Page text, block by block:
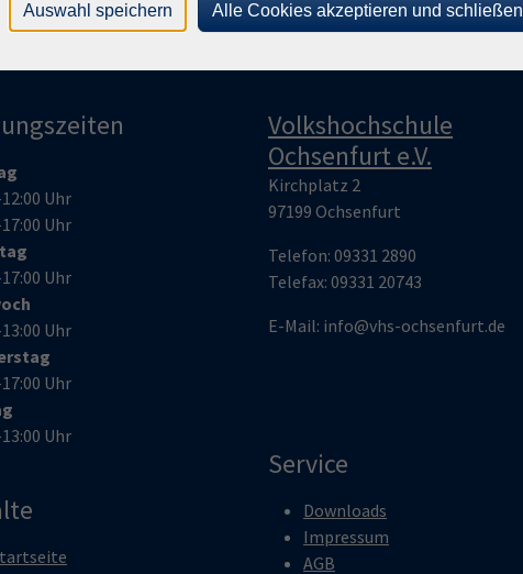
Uhr
Uhr
Uhr
Uhr
Uhr
Uhr
Volkshochschule
Ochsenfurt e.V.
Kirchplatz 2
97199 Ochsenfurt
Telefon: 09331 2890
Telefax: 09331 20743
E-Mail: info@vhs-ochsenfurt.de
Service
Downloads
Impressum
AGB
Auswahl speichern Alle Cookies akzeptieren und schließen